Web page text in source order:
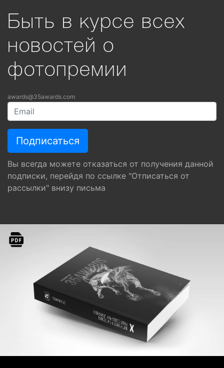
Быть в курсе всех
новостей о
фотопремии
awards@35awards.com
Вы всегда можете отказаться от получения данной
подписки, перейдя по ссылке "Отписаться от
рассылки" внизу письма